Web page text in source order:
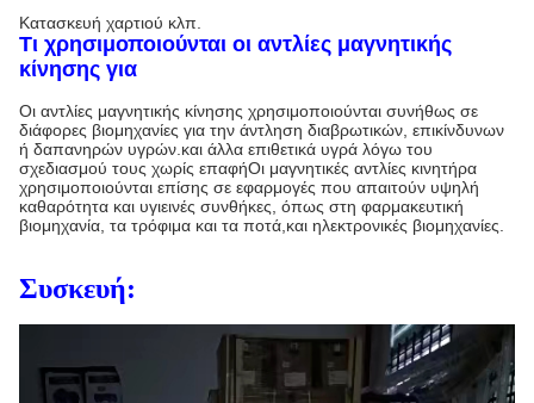
Κατασκευή χαρτιού κλπ.
Τι χρησιμοποιούνται οι αντλίες μαγνητικής
κίνησης για
Οι αντλίες μαγνητικής κίνησης χρησιμοποιούνται συνήθως σε
διάφορες βιομηχανίες για την άντληση διαβρωτικών, επικίνδυνων
ή δαπανηρών υγρών.και άλλα επιθετικά υγρά λόγω του
σχεδιασμού τους χωρίς επαφήΟι μαγνητικές αντλίες κινητήρα
χρησιμοποιούνται επίσης σε εφαρμογές που απαιτούν υψηλή
καθαρότητα και υγιεινές συνθήκες, όπως στη φαρμακευτική
βιομηχανία, τα τρόφιμα και τα ποτά,και ηλεκτρονικές βιομηχανίες.
Συσκευή: